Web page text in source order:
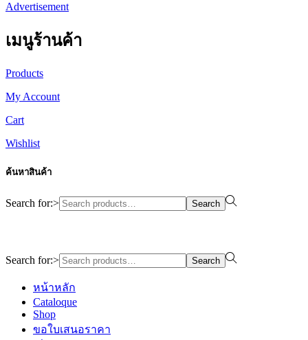
Advertisement
เมนูร้านค้า
Products
My Account
Cart
Wishlist
ค้นหาสินค้า
Search for:> Search
Search for:> Search
หน้าหลัก
Cataloque
Shop
ขอใบเสนอราคา